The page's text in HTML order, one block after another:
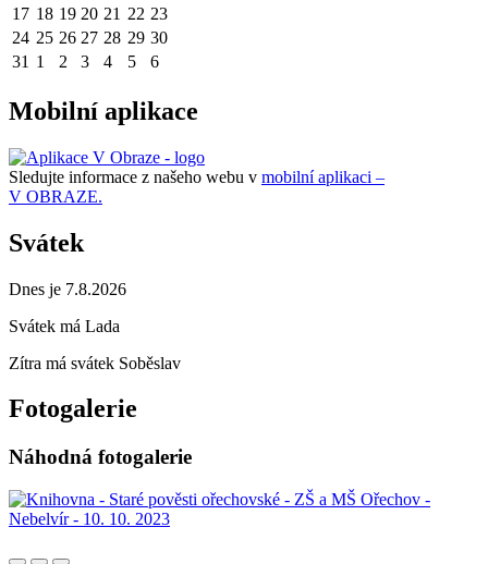
17 18 19 20 21 22 23
24 25 26 27 28 29 30
31 1 2 3 4 5 6
Mobilní aplikace
Sledujte informace z našeho webu v mobilní aplikaci –
V OBRAZE.
Svátek
Dnes je 7.8.2026
Svátek má Lada
Zítra má svátek Soběslav
Fotogalerie
Náhodná fotogalerie